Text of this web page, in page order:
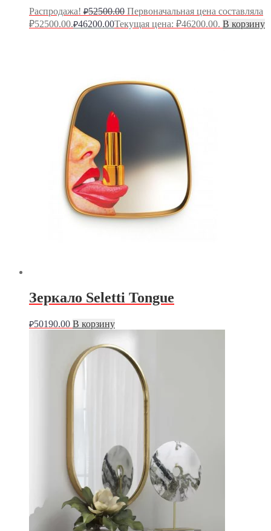
Распродажа! ₽52500.00 Первоначальная цена составляла
₽52500.00.₽46200.00Текущая цена: ₽46200.00. В корзину
Зеркало Seletti Tongue
₽50190.00 В корзину